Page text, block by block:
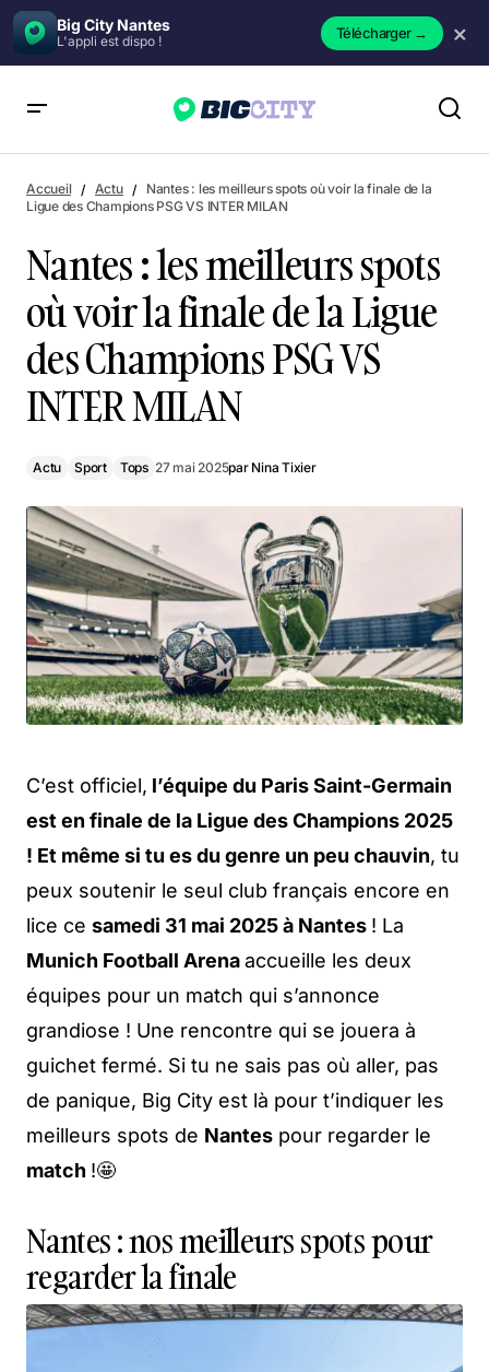
Big City Nantes
L'appli est dispo ! Télécharger→ ×
Champions PSG VS INTER MILAN
Accueil Actu
Nantes : les meilleurs spots où voir la finale de la
Ligue des Champions PSG VS INTER MILAN
Nantes : les meilleurs spots
où voir la finale de la Ligue
des Champions PSG VS
INTER MILAN
Actu Sport Tops 27 mai 2025par Nina Tixier
C’est officiel, l’équipe du Paris Saint-Germain
est en finale de la Ligue des Champions 2025
! Et même si tu es du genre un peu chauvin, tu
peux soutenir le seul club français encore en
lice ce samedi 31 mai 2025 à Nantes ! La
Munich Football Arenaaccueille les deux
équipes pour un match qui s’annonce
grandiose ! Une rencontre qui se jouera à
guichet fermé. Si tu ne sais pas où aller, pas
de panique, Big City est là pour t’indiquer les
meilleurs spots de Nantes pour regarder le
match !🤩
Nantes : nos meilleurs spots pour
regarder la finale